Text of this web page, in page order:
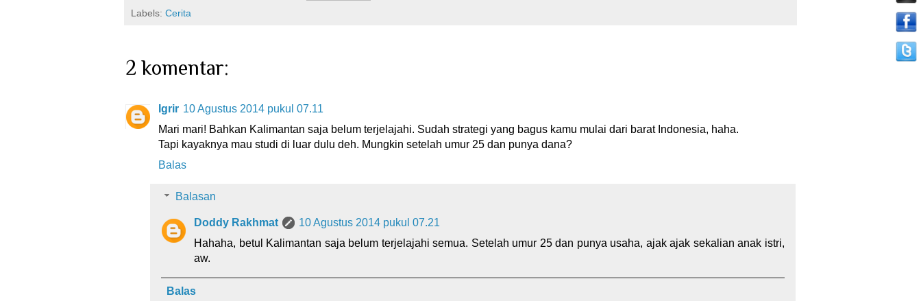
Labels: Cerita
2 komentar:
Igrir 10 Agustus 2014 pukul 07.11
Mari mari! Bahkan Kalimantan saja belum terjelajahi. Sudah strategi yang bagus kamu mulai dari barat Indonesia, haha.
Tapi kayaknya mau studi di luar dulu deh. Mungkin setelah umur 25 dan punya dana?
Balas
Balasan
Doddy Rakhmat
10 Agustus 2014 pukul 07.21
Hahaha, betul Kalimantan saja belum terjelajahi semua. Setelah umur 25 dan punya usaha, ajak ajak sekalian anak istri,
aw.
Balas